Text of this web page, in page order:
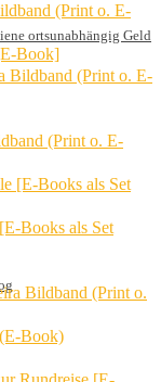
ortsunabhängig Geld
(Print o. E-
Book]
Bildband (Print o. E-
(Print o. E-
[E-Books als Set
Books als Set
Bildband (Print o.
Book)